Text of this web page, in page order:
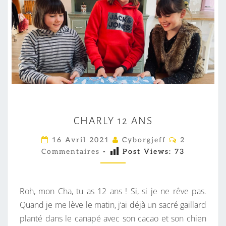
H
A
R
L
1
2
A
CHARLY 12 ANS
16 Avril 2021 Cyborgjeff
C
M
T
A
I
R
E
2
Commentaires - Post Views: 73
Roh, mon Cha, tu as 12 ans ! Si, si je ne rêve pas.
Quand je me lève le matin, j’ai déjà un sacré gaillard
planté dans le canapé avec son cacao et son chien